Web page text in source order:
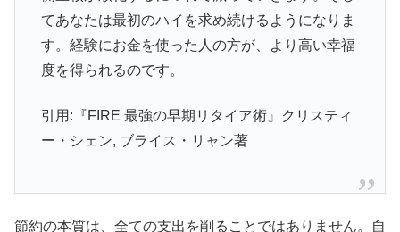
てあなたは最初のハイを求め続けるようになりま
す。経験にお金を使った人の方が、より高い幸福
度を得られるのです。
引用:『FIRE 最強の早期リタイア術』クリスティ
ー・シェン, ブライス・リャン著
節約の本質は、全ての支出を削ることではありません。自